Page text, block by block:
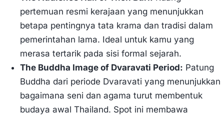
pertemuan resmi kerajaan yang menunjukkan
betapa pentingnya tata krama dan tradisi dalam
pemerintahan lama. Ideal untuk kamu yang
merasa tertarik pada sisi formal sejarah.
The Buddha Image of Dvaravati Period: Patung
Buddha dari periode Dvaravati yang menunjukkan
bagaimana seni dan agama turut membentuk
budaya awal Thailand. Spot ini membawa